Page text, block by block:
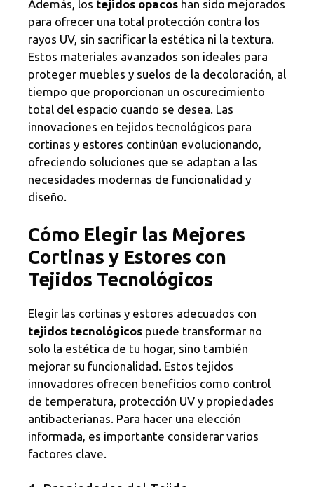
Además, los tejidos opacos han sido mejorados
para ofrecer una total protección contra los
rayos UV, sin sacrificar la estética ni la textura.
Estos materiales avanzados son ideales para
proteger muebles y suelos de la decoloración, al
tiempo que proporcionan un oscurecimiento
total del espacio cuando se desea. Las
innovaciones en tejidos tecnológicos para
cortinas y estores continúan evolucionando,
ofreciendo soluciones que se adaptan a las
necesidades modernas de funcionalidad y
diseño.
Cómo Elegir las Mejores
Cortinas y Estores con
Tejidos Tecnológicos
Elegir las cortinas y estores adecuados con
tejidos tecnológicos puede transformar no
solo la estética de tu hogar, sino también
mejorar su funcionalidad. Estos tejidos
innovadores ofrecen beneficios como control
de temperatura, protección UV y propiedades
antibacterianas. Para hacer una elección
informada, es importante considerar varios
factores clave.